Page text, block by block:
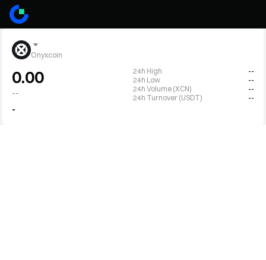
Onyxcoin
0.00
--
-
24h High
--
24h Low
--
24h Volume (XCN)
--
24h Turnover (USDT)
--